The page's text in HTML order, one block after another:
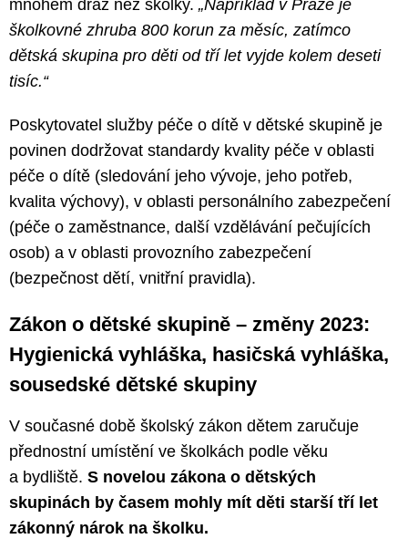
mnohem dráž než školky. „Například v Praze je
školkovné zhruba 800 korun za měsíc, zatímco
dětská skupina pro děti od tří let vyjde kolem deseti
tisíc.“
Poskytovatel služby péče o dítě v dětské skupině je
povinen dodržovat standardy kvality péče v oblasti
péče o dítě (sledování jeho vývoje, jeho potřeb,
kvalita výchovy), v oblasti personálního zabezpečení
(péče o zaměstnance, další vzdělávání pečujících
osob) a v oblasti provozního zabezpečení
(bezpečnost dětí, vnitřní pravidla).
Zákon o dětské skupině – změny 2023:
Hygienická vyhláška, hasičská vyhláška,
sousedské dětské skupiny
V současné době školský zákon dětem zaručuje
přednostní umístění ve školkách podle věku
a bydliště. S novelou zákona o dětských
skupinách by časem mohly mít děti starší tří let
zákonný nárok na školku.